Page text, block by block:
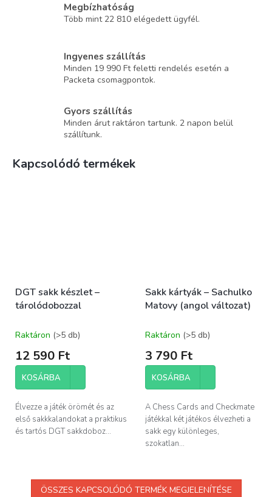
Megbízhatóság
Több mint 22 810 elégedett ügyfél.
Ingyenes szállítás
Minden 19 990 Ft feletti rendelés esetén a
Packeta csomagpontok.
Gyors szállítás
Minden árut raktáron tartunk. 2 napon belül
szállítunk.
Kapcsolódó termékek
DGT sakk készlet –
tárolódobozzal
Raktáron (>5 db)
12 590 Ft
KOSÁRBA
Élvezze a játék örömét és az
első sakkkalandokat a praktikus
és tartós DGT sakkdoboz...
Sakk kártyák – Sachulko
Matovy (angol változat)
Raktáron (>5 db)
3 790 Ft
KOSÁRBA
A Chess Cards and Checkmate
játékkal két játékos élvezheti a
sakk egy különleges,
szokatlan...
ÖSSZES KAPCSOLÓDÓ TERMÉK MEGJELENÍTÉSE